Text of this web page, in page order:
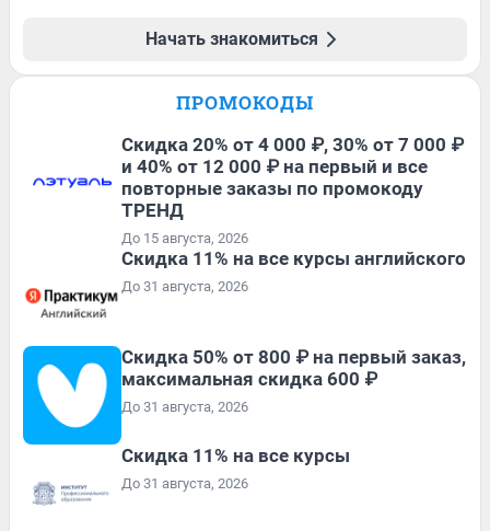
Начать знакомиться
ПРОМОКОДЫ
Скидка 20% от 4 000 ₽, 30% от 7 000 ₽
и 40% от 12 000 ₽ на первый и все
повторные заказы по промокоду
ТРЕНД
До 15 августа, 2026
Скидка 11% на все курсы английского
До 31 августа, 2026
Скидка 50% от 800 ₽ на первый заказ,
максимальная скидка 600 ₽
До 31 августа, 2026
Скидка 11% на все курсы
До 31 августа, 2026